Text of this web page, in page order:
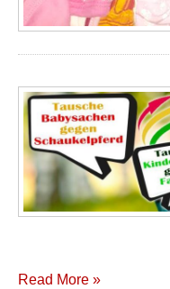
Read More »